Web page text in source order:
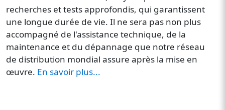
recherches et tests approfondis, qui garantissent
une longue durée de vie. Il ne sera pas non plus
accompagné de l'assistance technique, de la
maintenance et du dépannage que notre réseau
de distribution mondial assure après la mise en
œuvre. En savoir plus...